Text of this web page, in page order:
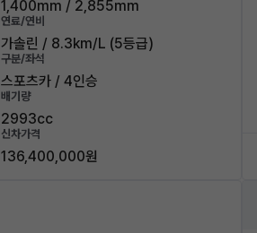
1,400mm / 2,855mm
연료/연비
가솔린 / 8.3km/L (5등급)
구분/좌석
스포츠카 / 4인승
배기량
2993cc
신차가격
136,400,000원